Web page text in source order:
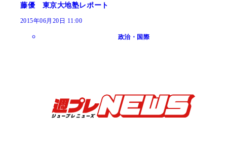
藤優 東京大地塾レポート
2015年06月20日 11:00
政治・国際